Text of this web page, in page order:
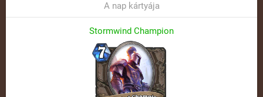
A nap kártyája
Stormwind Champion